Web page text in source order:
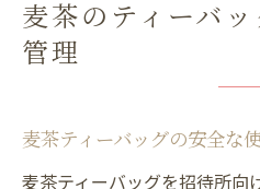
麦茶のティーバ
管理
麦茶ティーバッグの安全な
麦茶ティーバッグを招待所向